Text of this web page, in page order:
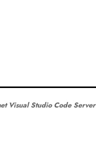
Visual Studio Code Server